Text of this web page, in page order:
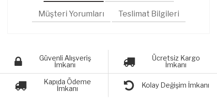
Müşteri Yorumları Teslimat Bilgileri
Güvenli Alışveriş
İmkanı
Ücretsiz Kargo
İmkanı
Kapıda Ödeme
İmkanı
Kolay Değişim İmkanı